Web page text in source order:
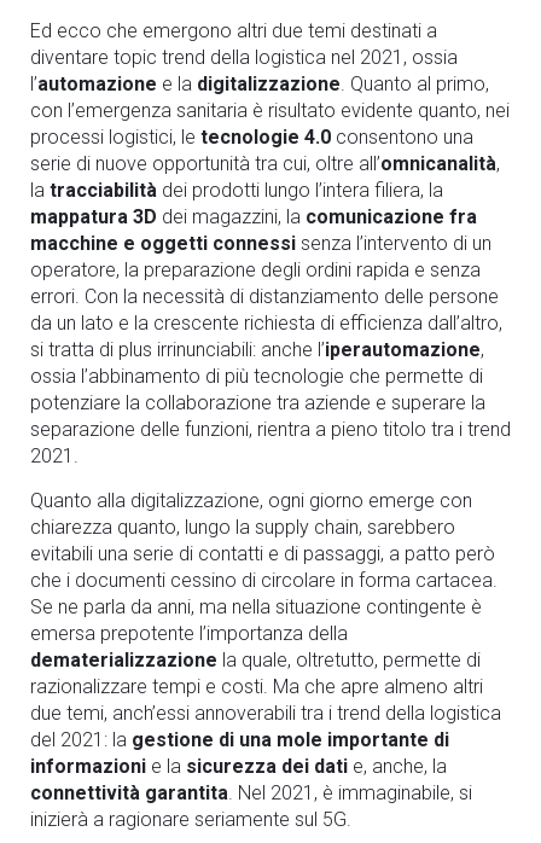
Ed ecco che emergono altri due temi destinati a
diventare topic trend della logistica nel 2021, ossia
l’automazione e la digitalizzazione. Quanto al primo,
con l’emergenza sanitaria è risultato evidente quanto, nei
processi logistici, le tecnologie 4.0 consentono una
serie di nuove opportunità tra cui, oltre all’omnicanalità,
la tracciabilità dei prodotti lungo l’intera filiera, la
mappatura 3D dei magazzini, la comunicazione fra
macchine e oggetti connessi senza l’intervento di un
operatore, la preparazione degli ordini rapida e senza
errori. Con la necessità di distanziamento delle persone
da un lato e la crescente richiesta di efficienza dall’altro,
si tratta di plus irrinunciabili: anche l’iperautomazione,
ossia l’abbinamento di più tecnologie che permette di
potenziare la collaborazione tra aziende e superare la
separazione delle funzioni, rientra a pieno titolo tra i trend
2021.
Quanto alla digitalizzazione, ogni giorno emerge con
chiarezza quanto, lungo la supply chain, sarebbero
evitabili una serie di contatti e di passaggi, a patto però
che i documenti cessino di circolare in forma cartacea.
Se ne parla da anni, ma nella situazione contingente è
emersa prepotente l’importanza della
dematerializzazione la quale, oltretutto, permette di
razionalizzare tempi e costi. Ma che apre almeno altri
due temi, anch’essi annoverabili tra i trend della logistica
del 2021: la gestione di una mole importante di
informazioni e la sicurezza dei dati e, anche, la
connettività garantita. Nel 2021, è immaginabile, si
inizierà a ragionare seriamente sul 5G.